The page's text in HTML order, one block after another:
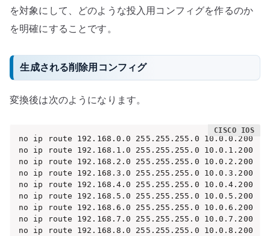
を対象にして、どのような投入用コンフィグを作るのか
を明確にすることです。
生成される削除用コンフィグ
変換後は次のようになります。
no ip route 192.168.0.0 255.255.255.0 10.0.0.200
no ip route 192.168.1.0 255.255.255.0 10.0.1.200
no ip route 192.168.2.0 255.255.255.0 10.0.2.200
no ip route 192.168.3.0 255.255.255.0 10.0.3.200
no ip route 192.168.4.0 255.255.255.0 10.0.4.200
no ip route 192.168.5.0 255.255.255.0 10.0.5.200
no ip route 192.168.6.0 255.255.255.0 10.0.6.200
no ip route 192.168.7.0 255.255.255.0 10.0.7.200
no ip route 192.168.8.0 255.255.255.0 10.0.8.200